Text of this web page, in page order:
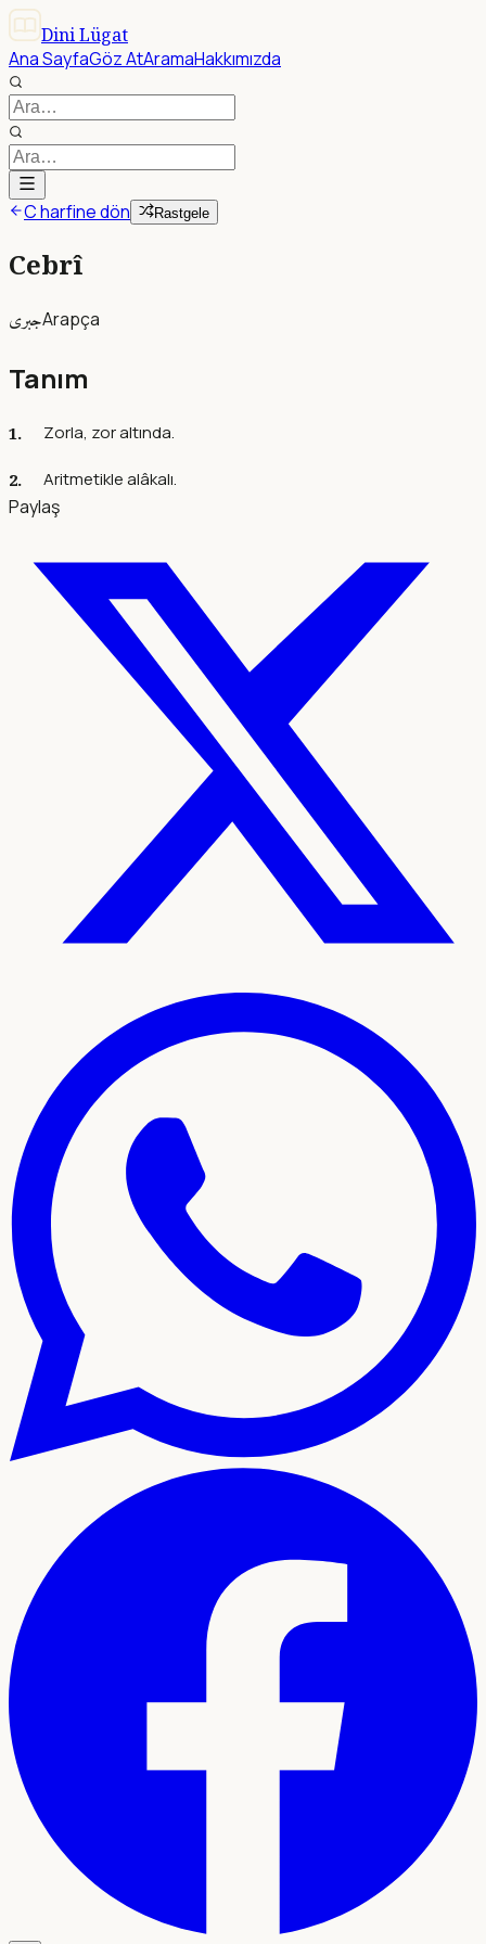
Dini Lügat
Ana SayfaGöz AtAramaHakkımızda
C harfine dön Rastgele
Cebrî
جبرىArapça
Tanım
Zorla, zor altında.
Aritmetikle alâkalı.
Paylaş